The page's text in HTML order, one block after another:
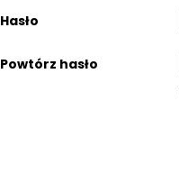
Hasło
Powtórz hasło